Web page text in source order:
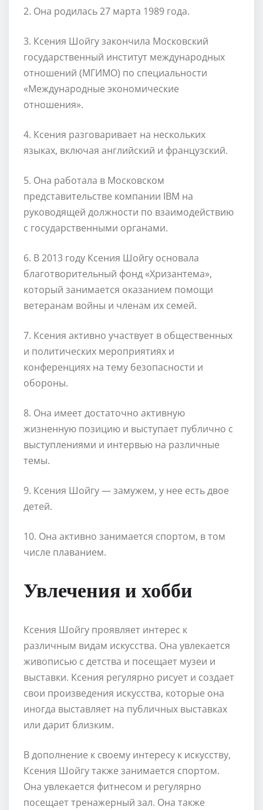
2. Она родилась 27 марта 1989 года.
3. Ксения Шойгу закончила Московский
государственный институт международных
отношений (МГИМО) по специальности
«Международные экономические
отношения».
4. Ксения разговаривает на нескольких
языках, включая английский и французский.
5. Она работала в Московском
представительстве компании IBM на
руководящей должности по взаимодействию
с государственными органами.
6. В 2013 году Ксения Шойгу основала
благотворительный фонд «Хризантема»,
который занимается оказанием помощи
ветеранам войны и членам их семей.
7. Ксения активно участвует в общественных
и политических мероприятиях и
конференциях на тему безопасности и
обороны.
8. Она имеет достаточно активную
жизненную позицию и выступает публично с
выступлениями и интервью на различные
темы.
9. Ксения Шойгу — замужем, у нее есть двое
детей.
10. Она активно занимается спортом, в том
числе плаванием.
Увлечения и хобби
Ксения Шойгу проявляет интерес к
различным видам искусства. Она увлекается
живописью с детства и посещает музеи и
выставки. Ксения регулярно рисует и создает
свои произведения искусства, которые она
иногда выставляет на публичных выставках
или дарит близким.
В дополнение к своему интересу к искусству,
Ксения Шойгу также занимается спортом.
Она увлекается фитнесом и регулярно
посещает тренажерный зал. Она также